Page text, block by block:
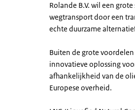
Rolande B.V. wil een
wegtransport door een
echte duurzame
Buiten de grote
innovatieve oplossing
afhankelijkheid van de
Europese overheid.